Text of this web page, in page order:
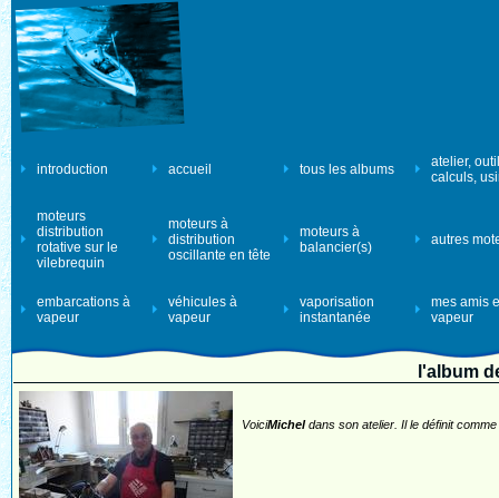
introduction accueil tous les albums
atelier,
calculs,
moteurs
distribution
rotative sur le
vilebrequin
moteurs à
distribution
oscillante en tête
moteurs à
balancier(s)
autres
embarcations à
vapeur
véhicules à
vapeur
vaporisation
instantanée
mes amis
vapeur
l'album
VoiciMicheldans son atelier. Il le définit